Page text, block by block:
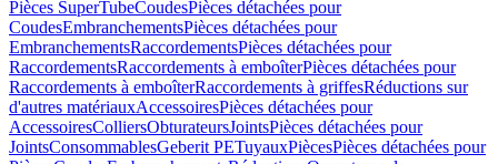
Pièces SuperTubeCoudesPièces détachées pour
CoudesEmbranchementsPièces détachées pour
EmbranchementsRaccordementsPièces détachées pour
RaccordementsRaccordements à emboîterPièces détachées pour
Raccordements à emboîterRaccordements à griffesRéductions sur
d'autres matériauxAccessoiresPièces détachées pour
AccessoiresColliersObturateursJointsPièces détachées pour
JointsConsommablesGeberit PETuyauxPiècesPièces détachées pour